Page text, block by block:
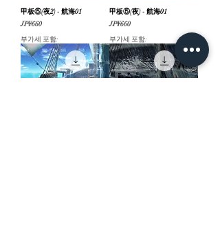
甲板⑤(夜2) - 航海01
가격
JP¥660
부가세 포함:
甲板⑤(夜) - 航海01
가격
JP¥660
부가세 포함: